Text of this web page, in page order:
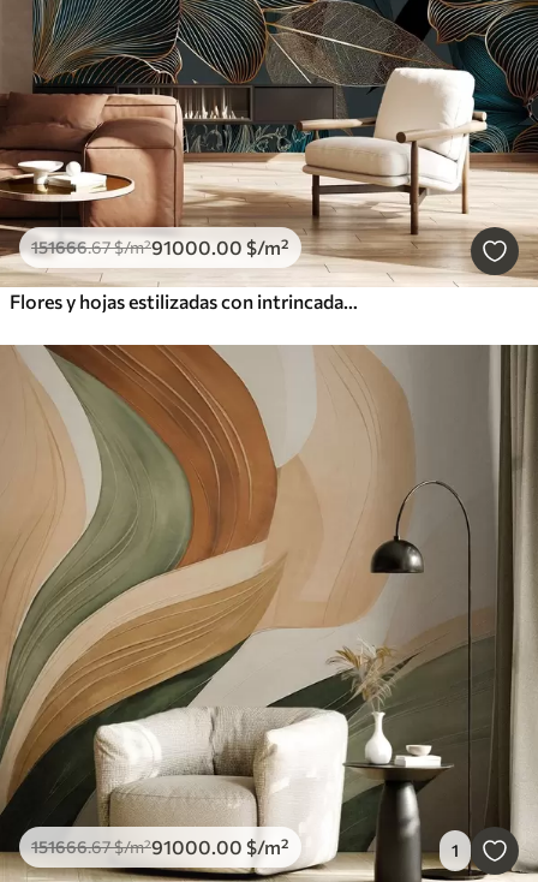
151666.67$/m²91000.00 $/m²
Flores y hojas estilizadas con intrincadas líneas en tonos verde azulado y amarillo sobre fondo oscuro
151666.67$/m²91000.00 $/m² 1